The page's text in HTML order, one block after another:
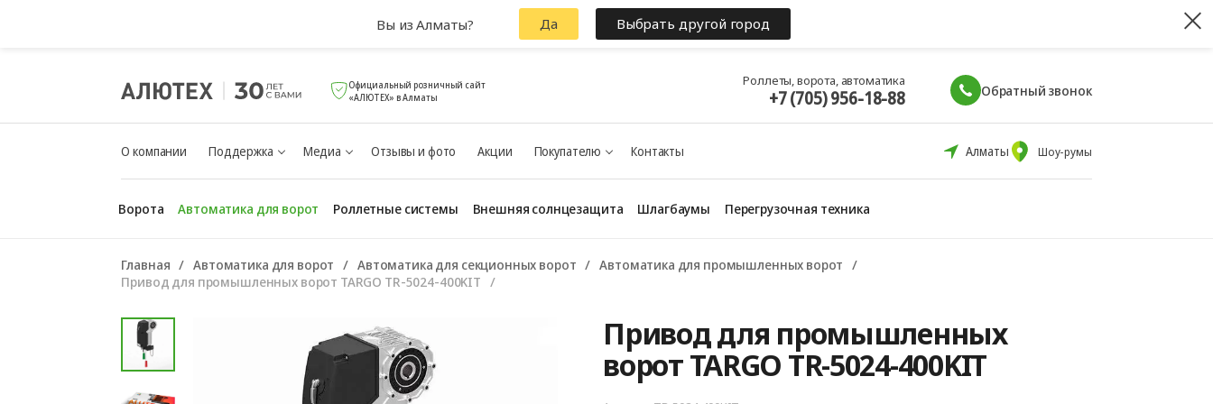
Официальный розничный сайт
«АЛЮТЕХ» в Алматы
Роллеты, ворота, автоматика
+7 (705) 956-18-88 Обратный звонок
О компании Поддержка Медиа Отзывы и фото Акции Покупателю Контакты Алматы Шоу-румы
Ворота Автоматика для ворот Роллетные системы Внешняя солнцезащита Шлагбаумы Перегрузочная техника
Главная Автоматика для ворот Автоматика для секционных ворот
Автоматика для промышленных ворот
Привод для промышленных ворот TARGO TR-5024-400KIT
Привод для промышленных
ворот TARGO TR-5024-400KIT
Вы из Алматы? Да Выбрать другой город